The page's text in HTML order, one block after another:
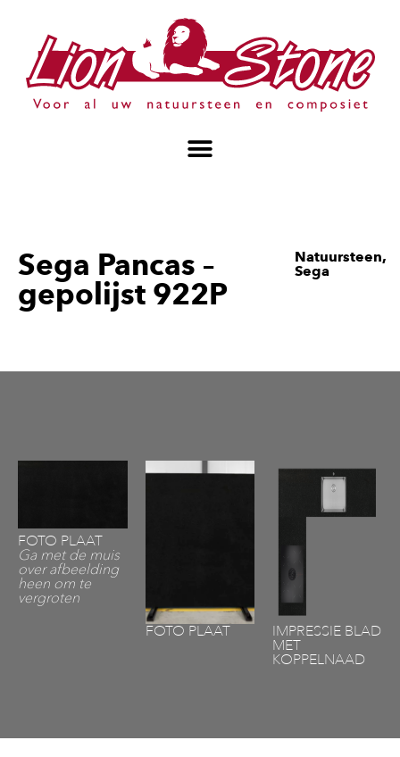
Sega Pancas –
gepolijst 922P
Natuursteen,
Sega
FOTO PLAAT
Ga met de muis
over afbeelding
heen om te
vergroten
FOTO PLAAT
IMPRESSIE BLAD
MET
KOPPELNAAD